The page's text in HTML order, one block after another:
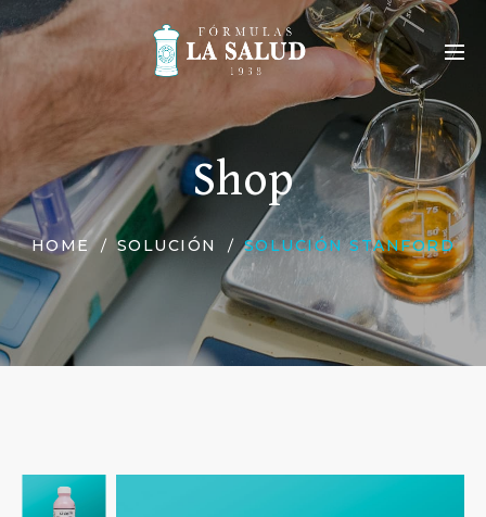
Shop
HOME SOLUCIÓN SOLUCIÓN STANFORD